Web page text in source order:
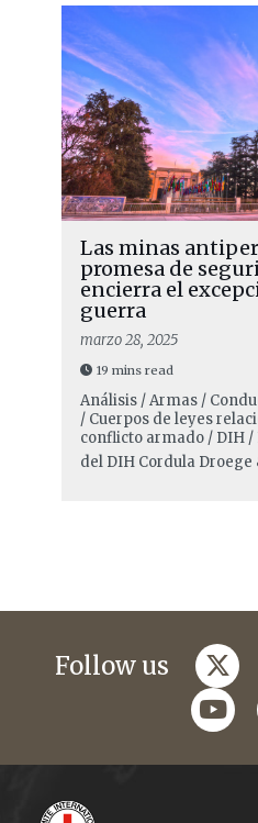
Las minas
promesa de
encierra el
guerra
marzo 28, 2025
19 mins read
Análisis / Armas /
/ Cuerpos de leyes
conflicto armado / DIH
del DIH Cordula Droege
Follow us